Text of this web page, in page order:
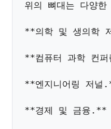
위의 뼈대는 다양
**의학 및 생의학
**컴퓨터 과학 컨
**엔지니어링 저널
**경제 및 금융.**